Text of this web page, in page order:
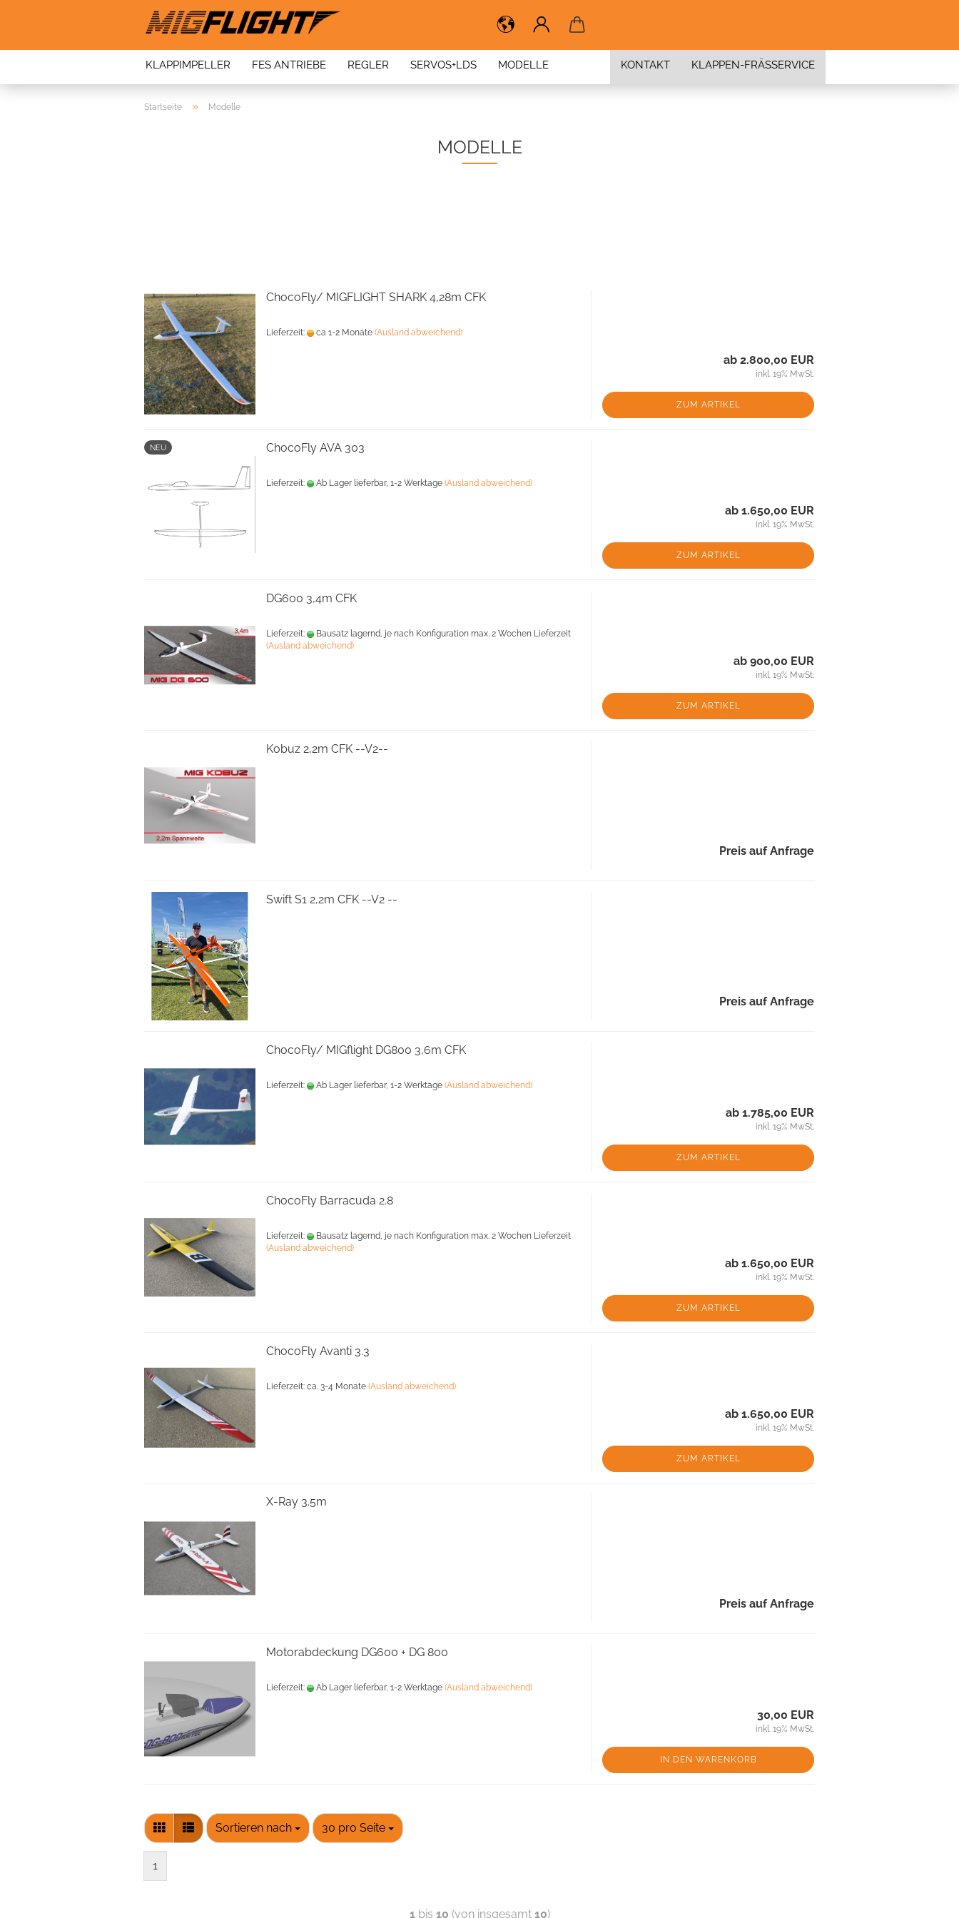
KLAPPIMPELLER FES ANTRIEBE REGLER SERVOS+LDS MODELLE KONTAKT KLAPPEN-FRÄSSERVICE
Startseite » Modelle
MODELLE
ChocoFly/ MIGFLIGHT SHARK 4,28m CFK
Lieferzeit: ca 1-2 Monate (Ausland abweichend)
ab 2.800,00 EUR
inkl. 19% MwSt.
ZUM ARTIKEL
NEU ChocoFly AVA 303
Lieferzeit: Ab Lager lieferbar, 1-2 Werktage (Ausland abweichend)
ab 1.650,00 EUR
inkl. 19% MwSt.
ZUM ARTIKEL
DG600 3,4m CFK
Lieferzeit:
Bausatz lagernd, je nach Konfiguration max. 2 Wochen Lieferzeit
(Ausland abweichend)
ab 900,00 EUR
inkl. 19% MwSt.
ZUM ARTIKEL
Kobuz 2,2m CFK --V2--
Preis auf Anfrage
Swift S1 2,2m CFK --V2 --
Preis auf Anfrage
ChocoFly/ MIGflight DG800 3,6m CFK
Lieferzeit: Ab Lager lieferbar, 1-2 Werktage (Ausland abweichend)
ab 1.785,00 EUR
inkl. 19% MwSt.
ZUM ARTIKEL
ChocoFly Barracuda 2.8
Lieferzeit:
Bausatz lagernd, je nach Konfiguration max. 2 Wochen Lieferzeit
(Ausland abweichend)
ab 1.650,00 EUR
inkl. 19% MwSt.
ZUM ARTIKEL
ChocoFly Avanti 3.3
Lieferzeit: ca. 3-4 Monate (Ausland abweichend)
ab 1.650,00 EUR
inkl. 19% MwSt.
ZUM ARTIKEL
X-Ray 3.5m
Preis auf Anfrage
Motorabdeckung DG600 + DG 800
Lieferzeit: Ab Lager lieferbar, 1-2 Werktage (Ausland abweichend)
30,00 EUR
inkl. 19% MwSt.
IN DEN WARENKORB
Sortieren nach 30 pro Seite
1
1bis 10 (von insgesamt 10)